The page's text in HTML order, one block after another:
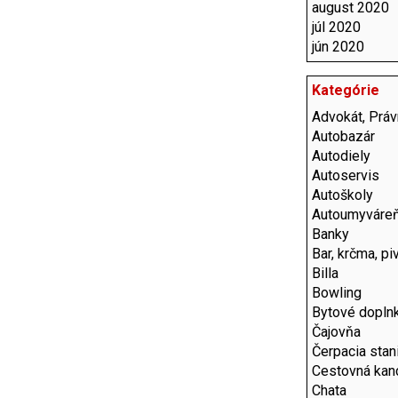
august 2020
júl 2020
jún 2020
Kategórie
Advokát,
Autobazár
Autodiely
Autoservis
Autoškoly
Banky
Bar, krčma,
Billa
Bowling
Bytové
Čajovňa
Čerpacia
Cestovná
Chata